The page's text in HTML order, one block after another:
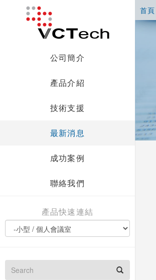
公司簡介
產品介紹
技術支援
最新消息
成功案例
聯絡我們
產品快速連結
首頁